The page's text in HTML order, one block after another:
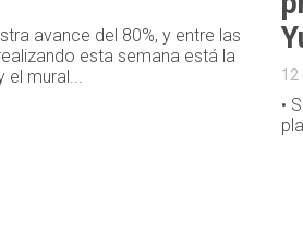
avance del 80%, y entre las
esta semana está la
el mural...
12
•